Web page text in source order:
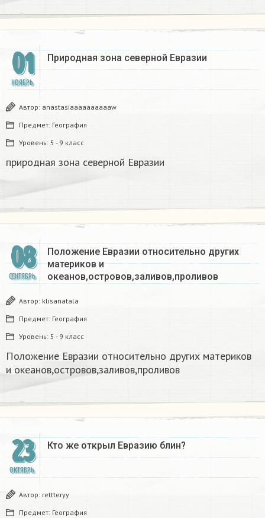
01
НОЯБРЬ
Природная зона северной Евразии ​
Автор: anastasiaaaaaaaaaaw
Предмет: География
Уровень: 5 - 9 класс
природная зона северной Евразии
08
СЕНТЯБРЬ
Положение Евразии относительно других
материков и
океанов,островов,заливов,проливов
Автор: klisanatala
Предмет: География
Уровень: 5 - 9 класс
Положение Евразии относительно других материков
и океанов,островов,заливов,проливов
23
ОКТЯБРЬ
Кто же открыл Евразию блин?
Автор: rettteryy
Предмет: География